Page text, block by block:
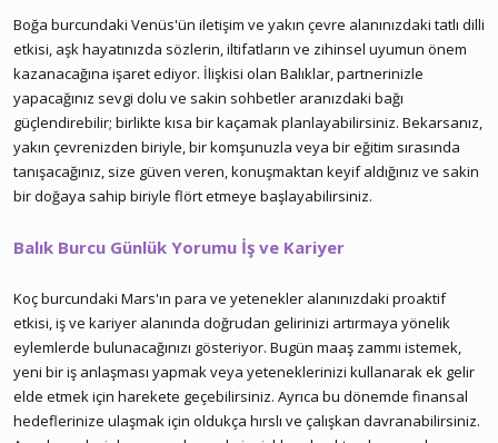
Boğa burcundaki Venüs'ün iletişim ve yakın çevre alanınızdaki tatlı dilli
etkisi, aşk hayatınızda sözlerin, iltifatların ve zihinsel uyumun önem
kazanacağına işaret ediyor. İlişkisi olan Balıklar, partnerinizle
yapacağınız sevgi dolu ve sakin sohbetler aranızdaki bağı
güçlendirebilir; birlikte kısa bir kaçamak planlayabilirsiniz. Bekarsanız,
yakın çevrenizden biriyle, bir komşunuzla veya bir eğitim sırasında
tanışacağınız, size güven veren, konuşmaktan keyif aldığınız ve sakin
bir doğaya sahip biriyle flört etmeye başlayabilirsiniz.
Balık Burcu Günlük Yorumu İş ve Kariyer
Koç burcundaki Mars'ın para ve yetenekler alanınızdaki proaktif
etkisi, iş ve kariyer alanında doğrudan gelirinizi artırmaya yönelik
eylemlerde bulunacağınızı gösteriyor. Bugün maaş zammı istemek,
yeni bir iş anlaşması yapmak veya yeteneklerinizi kullanarak ek gelir
elde etmek için harekete geçebilirsiniz. Ayrıca bu dönemde finansal
hedeflerinize ulaşmak için oldukça hırslı ve çalışkan davranabilirsiniz.